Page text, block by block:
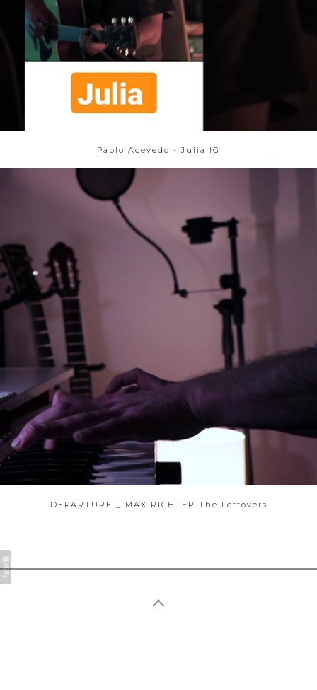
Pablo Acevedo - Julia IG
DEPARTURE _ MAX RICHTER The Leftovers